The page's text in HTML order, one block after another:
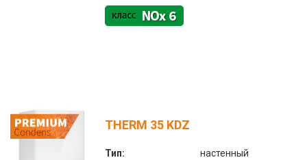
THERM 35 KDZ
Тип:
настенный